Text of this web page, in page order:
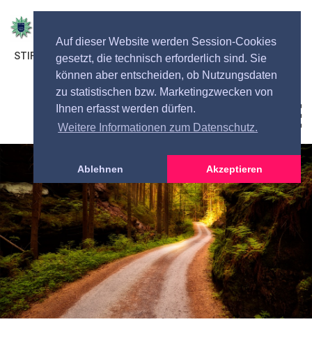
Auf dieser Website werden Session-Cookies
gesetzt, die technisch erforderlich sind. Sie
können aber entscheiden, ob Nutzungsdaten
zu statistischen bzw. Marketingzwecken von
Ihnen erfasst werden dürfen.
Weitere Informationen zum Datenschutz.
Ablehnen Akzeptieren
STIFTUNG DEUTSCHER POLIZEIBEAMTER BREMEN